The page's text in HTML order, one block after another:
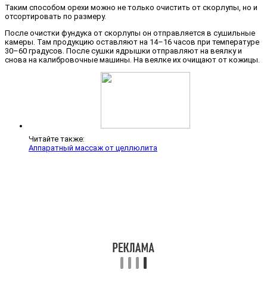
Таким способом орехи можно не только очистить от скорлупы, но и
отсортировать по размеру.
После очистки фундука от скорлупы он отправляется в сушильные
камеры. Там продукцию оставляют на 14–16 часов при температуре
30–60 градусов. После сушки ядрышки отправляют на веялку и
снова на калибровочные машины. На веялке их очищают от кожицы.
Читайте также:
Аппаратный массаж от целлюлита